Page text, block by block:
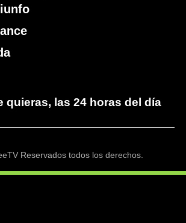
quieras, las 24 horas del día
Reservados todos los derechos.